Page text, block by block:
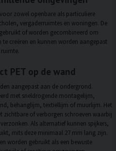
zowel openbare als particuliere
vergaderruimtes en woningen. De
of worden gecombineerd om
creëren en kunnen worden aangepast
PET op de wand
aangepast aan de ondergrond.
met sneldrogende montagelijm,
behanglijm, textiellijm of muurlijm. Het
zichtbare of verborgen schroeven waarbij
Als alternatief kunnen spijkers,
mits deze minimaal 27 mm lang zijn.
worden gebruikt als een bewuste